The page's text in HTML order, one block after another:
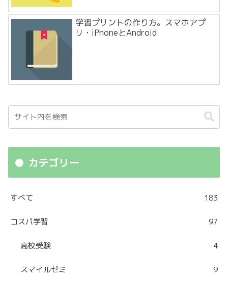
学習プリントの作り方。スマホアプ
リ・iPhoneとAndroid
カテゴリー
すべて 183
コスパ学習 97
高校受験 4
スマイルゼミ 9